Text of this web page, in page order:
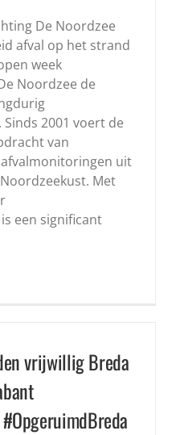
De Noordzee
afval op het strand
week
Noordzee de
2001 voert de
van
uit
Met
een significant
vrijwillig Breda